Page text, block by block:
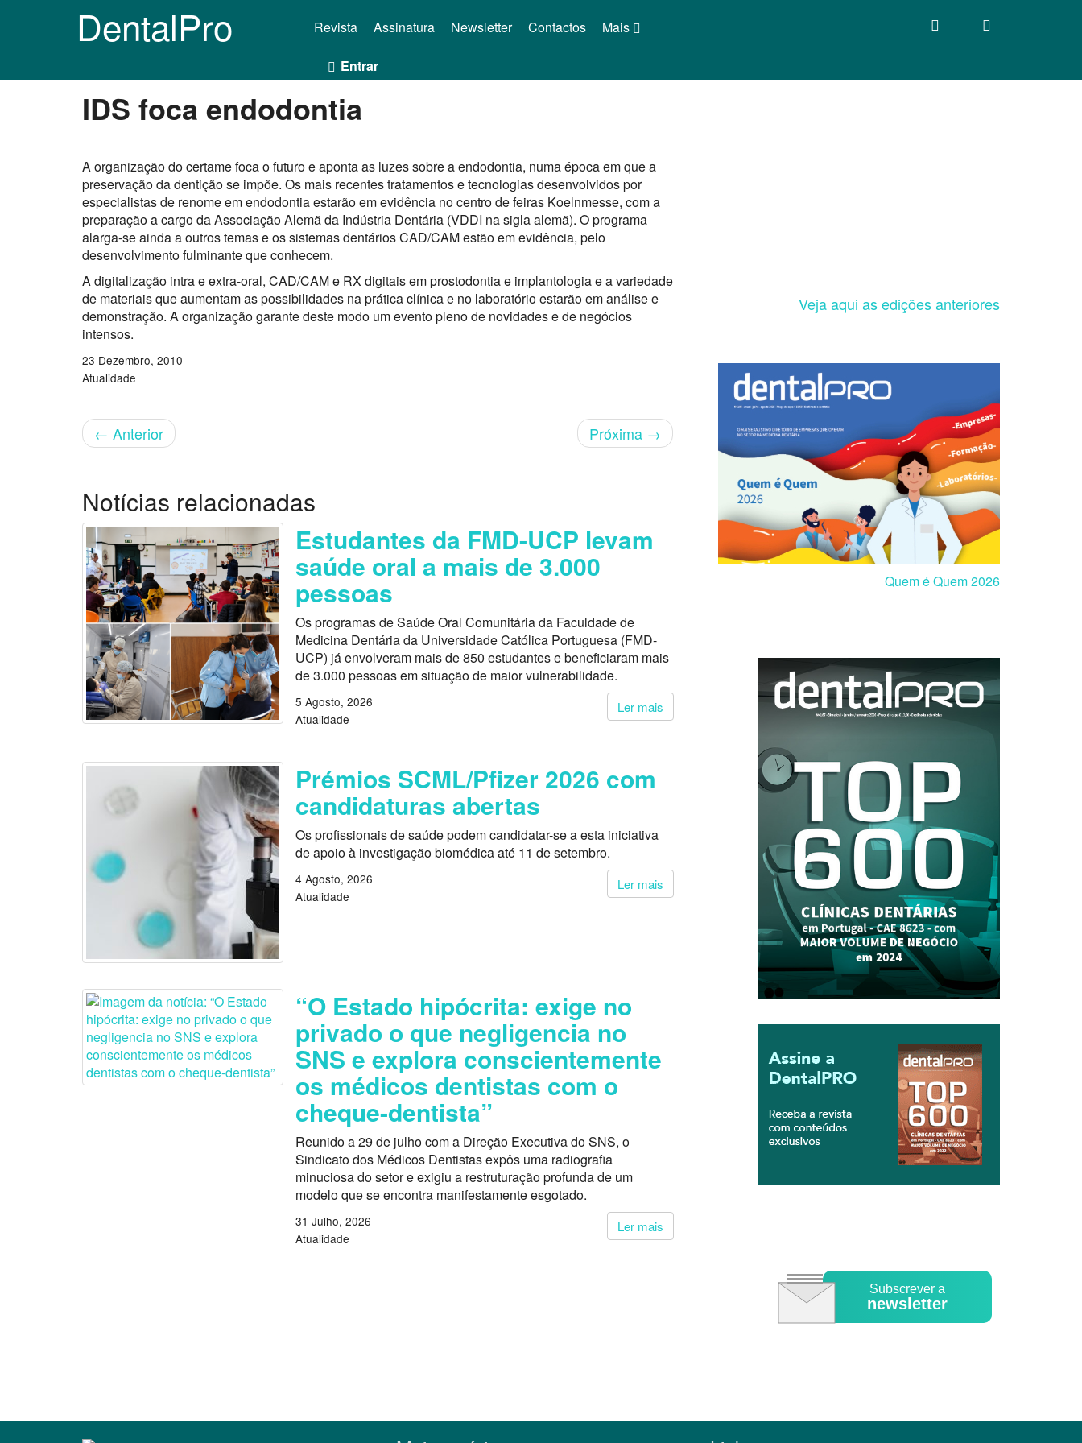
DentalPro Mais
Revista Assinatura Newsletter Contactos
Entrar
IDS foca endodontia
A organização do certame foca o futuro e aponta as luzes sobre a endodontia, numa época em que a
preservação da dentição se impõe. Os mais recentes tratamentos e tecnologias desenvolvidos por
especialistas de renome em endodontia estarão em evidência no centro de feiras Koelnmesse, com a
preparação a cargo da Associação Alemã da Indústria Dentária (VDDI na sigla alemã). O programa
alarga-se ainda a outros temas e os sistemas dentários CAD/CAM estão em evidência, pelo
desenvolvimento fulminante que conhecem.
A digitalização intra e extra-oral, CAD/CAM e RX digitais em prostodontia e implantologia e a variedade
de materiais que aumentam as possibilidades na prática clínica e no laboratório estarão em análise e
demonstração. A organização garante deste modo um evento pleno de novidades e de negócios
intensos.
23 Dezembro, 2010
Atualidade
← Anterior Próxima →
Veja aqui as edições anteriores
Quem é Quem 2026
Subscrever a
newsletter
Notícias relacionadas
Estudantes da FMD-UCP levam
saúde oral a mais de 3.000
pessoas
Os programas de Saúde Oral Comunitária da Faculdade de
Medicina Dentária da Universidade Católica Portuguesa (FMD-
UCP) já envolveram mais de 850 estudantes e beneficiaram mais
de 3.000 pessoas em situação de maior vulnerabilidade.
Ler mais
5 Agosto, 2026
Atualidade
Prémios SCML/Pfizer 2026 com
candidaturas abertas
Os profissionais de saúde podem candidatar-se a esta iniciativa
de apoio à investigação biomédica até 11 de setembro.
Ler mais
4 Agosto, 2026
Atualidade
“O Estado hipócrita: exige no
privado o que negligencia no
SNS e explora conscientemente
os médicos dentistas com o
cheque-dentista”
Reunido a 29 de julho com a Direção Executiva do SNS, o
Sindicato dos Médicos Dentistas expôs uma radiografia
minuciosa do setor e exigiu a restruturação profunda de um
modelo que se encontra manifestamente esgotado.
Ler mais
31 Julho, 2026
Atualidade